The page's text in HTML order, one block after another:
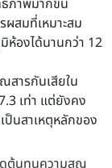
สมที่เหมาะสม
องได้นานกว่า 12
สารกันเสียใน
เท่า แต่ยังคง
ป็นสาเหตุหลักของ
ดต้นทุนความสูญ